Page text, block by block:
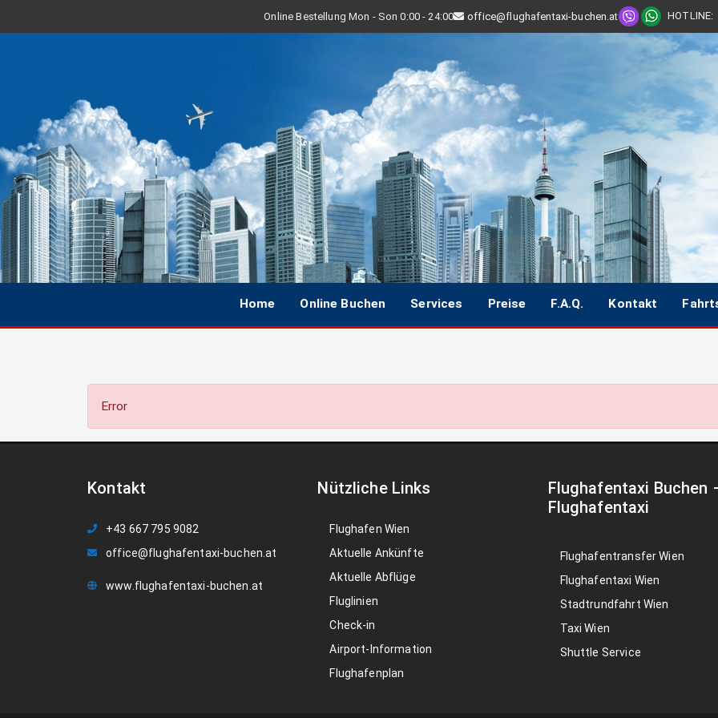
Online Bestellung Mon - Son 0:00 - 24:00 office@flughafentaxi-buchen.at HOTLINE:
Home Online Buchen Services Preise F.A.Q. Kontakt
Error
Kontakt
+43 667 795 9082
office@flughafentaxi-buchen.at
www.flughafentaxi-buchen.at
Nützliche Links
Flughafen Wien
Aktuelle Ankünfte
Aktuelle Abflüge
Fluglinien
Check-in
Airport-Information
Flughafenplan
Flughafentaxi Buchen
Flughafentaxi
Flughafentransfer Wien
Flughafentaxi Wien
Stadtrundfahrt Wien
Taxi Wien
Shuttle Service